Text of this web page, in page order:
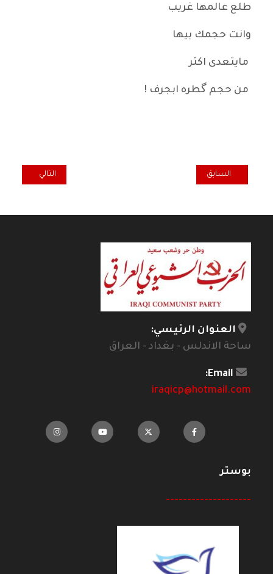
طلع عالمها غريب
وانت حجمك بيها
مايتعدى اكثر
من حجم گطره ابجرف !
المقال السابق: بينالى العمارة العالمي الـ 17 في البندقية بقيادة المعماري العالمي اللبناني هاشم سركيس "كيف نعيش معا؟"
السابق المقال التالي:
التالي
العنوان الرئيسي:
ساحة الاندلس - بغداد - العراق
Email:
iraqicp@hotmail.com
بوستر
--------------------